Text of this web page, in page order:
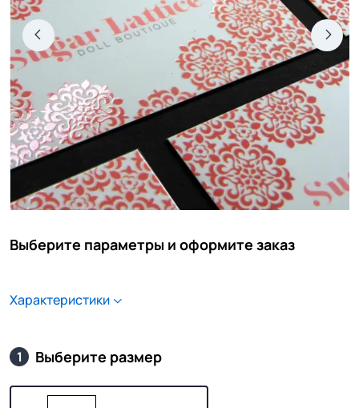
Выберите параметры и оформите заказ
Характеристики
1 Выберите размер